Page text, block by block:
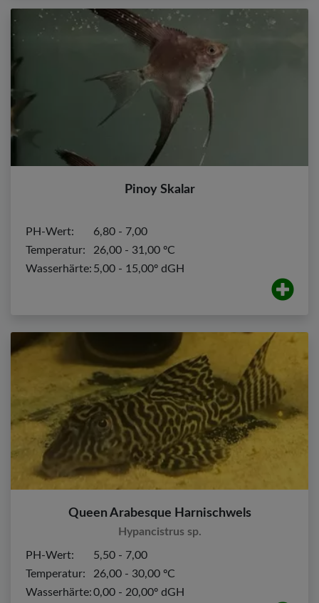
Pinoy Skalar
PH-Wert:
6,80 - 7,00
Temperatur:
26,00 - 31,00 ºC
Wasserhärte: 5,00 - 15,00º dGH
Queen Arabesque Harnischwels
Hypancistrus sp.
PH-Wert:
5,50 - 7,00
Temperatur:
26,00 - 30,00 ºC
Wasserhärte:0,00 - 20,00º dGH